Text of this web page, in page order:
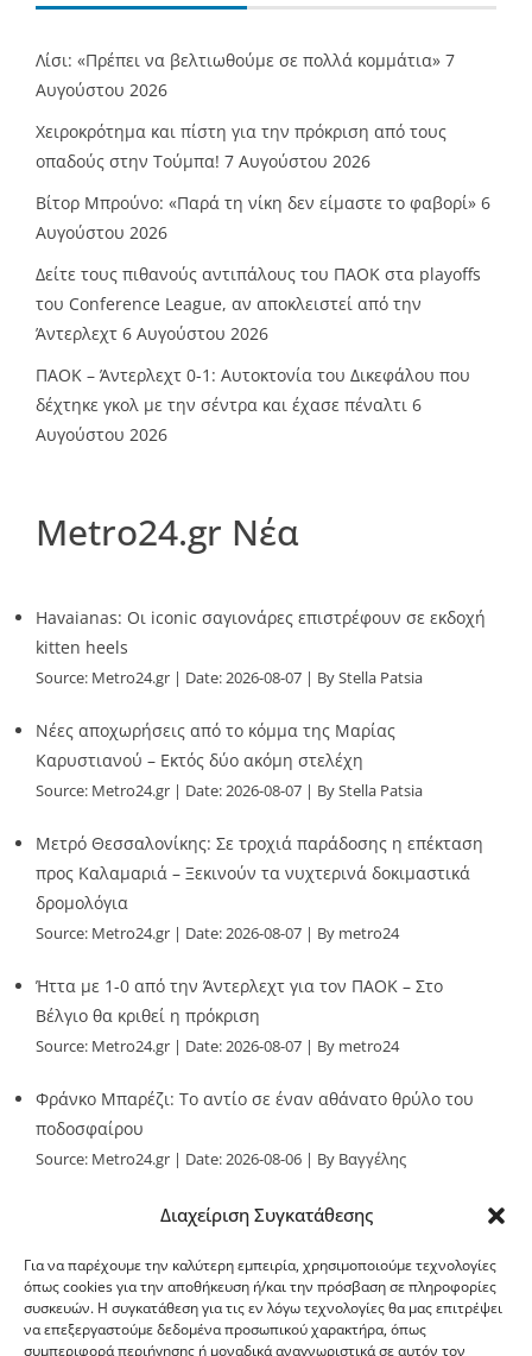
Διαχείριση Συγκατάθεσης
Για να παρέχουμε την καλύτερη εμπειρία, χρησιμοποιούμε τεχνολογίες
όπως cookies για την αποθήκευση ή/και την πρόσβαση σε πληροφορίες
συσκευών. Η συγκατάθεση για τις εν λόγω τεχνολογίες θα μας επιτρέψει
να επεξεργαστούμε δεδομένα προσωπικού χαρακτήρα, όπως
συμπεριφορά περιήγησης ή μοναδικά αναγνωριστικά σε αυτόν τον
Λίσι: «Πρέπει να βελτιωθούμε σε πολλά κομμάτια» 7
Αυγούστου 2026
Χειροκρότημα και πίστη για την πρόκριση από τους
οπαδούς στην Τούμπα! 7 Αυγούστου 2026
Βίτορ Μπρούνο: «Παρά τη νίκη δεν είμαστε το φαβορί» 6
Αυγούστου 2026
Δείτε τους πιθανούς αντιπάλους του ΠΑΟΚ στα playoffs
του Conference League, αν αποκλειστεί από την
Άντερλεχτ 6 Αυγούστου 2026
ΠΑΟΚ – Άντερλεχτ 0-1: Αυτοκτονία του Δικεφάλου που
δέχτηκε γκολ με την σέντρα και έχασε πέναλτι 6
Αυγούστου 2026
Metro24.gr Νέα
Havaianas: Οι iconic σαγιονάρες επιστρέφουν σε εκδοχή
kitten heels
Source: Metro24.gr Date: 2026-08-07 By Stella Patsia
Νέες αποχωρήσεις από το κόμμα της Μαρίας
Καρυστιανού – Εκτός δύο ακόμη στελέχη
Source: Metro24.gr Date: 2026-08-07 By Stella Patsia
Μετρό Θεσσαλονίκης: Σε τροχιά παράδοσης η επέκταση
προς Καλαμαριά – Ξεκινούν τα νυχτερινά δοκιμαστικά
δρομολόγια
Source: Metro24.gr Date: 2026-08-07 By metro24
Ήττα με 1-0 από την Άντερλεχτ για τον ΠΑΟΚ – Στο
Βέλγιο θα κριθεί η πρόκριση
Source: Metro24.gr Date: 2026-08-07 By metro24
Φράνκο Μπαρέζι: Το αντίο σε έναν αθάνατο θρύλο του
ποδοσφαίρου
Source: Metro24.gr Date: 2026-08-06
By Βαγγέλης
G-point.gr